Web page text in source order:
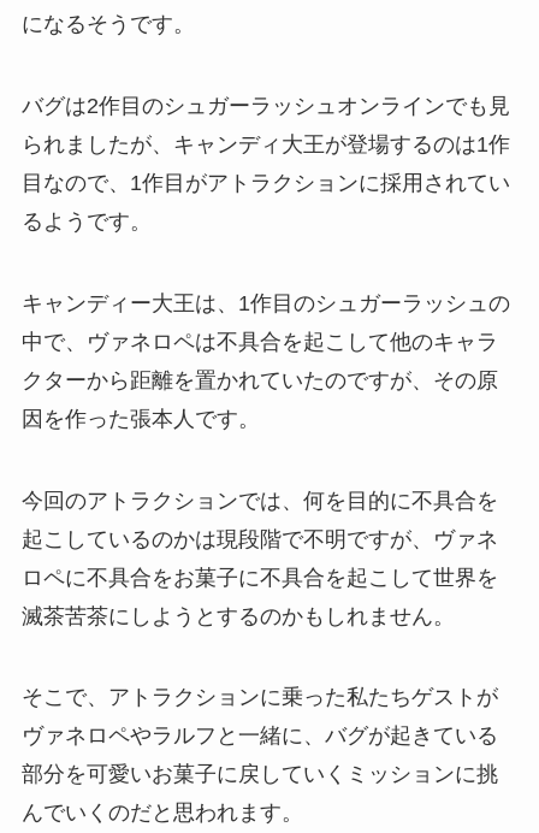
になるそうです。
バグは2作目のシュガーラッシュオンラインでも見
られましたが、キャンディ大王が登場するのは1作
目なので、1作目がアトラクションに採用されてい
るようです。
キャンディー大王は、1作目のシュガーラッシュの
中で、ヴァネロペは不具合を起こして他のキャラ
クターから距離を置かれていたのですが、その原
因を作った張本人です。
今回のアトラクションでは、何を目的に不具合を
起こしているのかは現段階で不明ですが、ヴァネ
ロペに不具合をお菓子に不具合を起こして世界を
滅茶苦茶にしようとするのかもしれません。
そこで、アトラクションに乗った私たちゲストが
ヴァネロペやラルフと一緒に、バグが起きている
部分を可愛いお菓子に戻していくミッションに挑
んでいくのだと思われます。